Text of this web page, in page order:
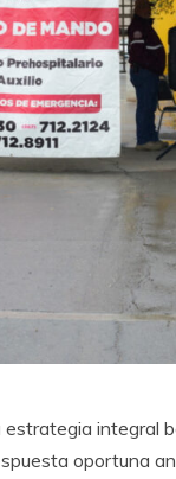
integral
oportuna